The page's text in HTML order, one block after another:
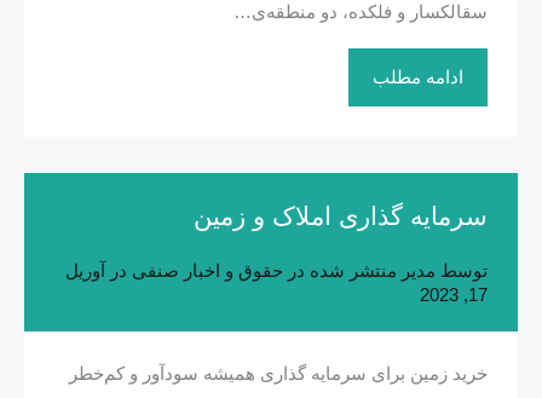
سقالکسار و فلکده، دو منطقه‌ی…
ادامه مطلب
سرمایه گذاری املاک و زمین
توسط مدیر منتشر شده در حقوق و اخبار صنفی در آوریل
17, 2023
خرید زمین برای سرمایه گذاری همیشه سودآور و کم‌خطر